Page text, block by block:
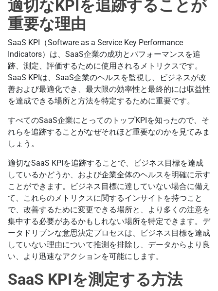
適切なKPIを追跡することが
重要な理由
SaaS KPI（Software as a Service Key Performance
Indicators）は、SaaS企業の成功とパフォーマンスを追
跡、測定、評価するために使用されるメトリクスです。
SaaS KPIは、SaaS企業のヘルスを監視し、ビジネスが改
善および最適化でき、最大限の効率性と最終的には収益性
を達成できる場所と方法を特定するために重要です。
すべてのSaaS企業にとってのトップKPIを知ったので、そ
れらを追跡することがなぜそれほど重要なのかを見てみま
しょう。
適切なSaaS KPIを追跡することで、ビジネス目標を達成
しているかどうか、および企業全体のヘルスを明確に示す
ことができます。ビジネス目標に達していない場合に備え
て、これらのメトリクスに関するインサイトを持つこと
で、改善するために変更できる場所と、より多くの注意を
集中する必要があるかもしれない場所を特定できます。デ
ータドリブンな意思決定プロセスは、ビジネス目標を達成
していない理由について推測を排除し、データからより良
い、より迅速なアクションを可能にします。
SaaS KPIを測定する方法